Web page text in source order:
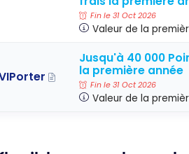
pour
voyager
avec
VIPorter
Fin le 31 Oct 2026
Valeur de la
Jusqu'à 40 000
la première année
Fin le 31 Oct 2026
Valeur de la